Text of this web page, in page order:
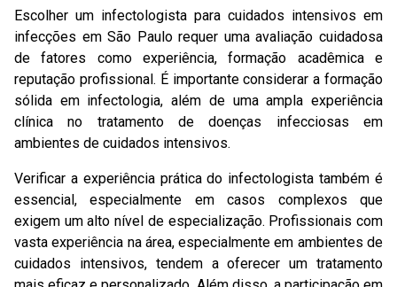
Escolher um infectologista para cuidados intensivos em
infecções em São Paulo requer uma avaliação cuidadosa
de fatores como experiência, formação acadêmica e
reputação profissional. É importante considerar a formação
sólida em infectologia, além de uma ampla experiência
clínica no tratamento de doenças infecciosas em
ambientes de cuidados intensivos.
Verificar a experiência prática do infectologista também é
essencial, especialmente em casos complexos que
exigem um alto nível de especialização. Profissionais com
vasta experiência na área, especialmente em ambientes de
cuidados intensivos, tendem a oferecer um tratamento